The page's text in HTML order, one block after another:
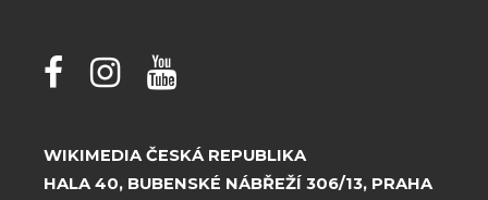
WIKIMEDIA ČESKÁ REPUBLIKA
HALA 40, BUBENSKÉ NÁBŘEŽÍ 306/13, PRAHA